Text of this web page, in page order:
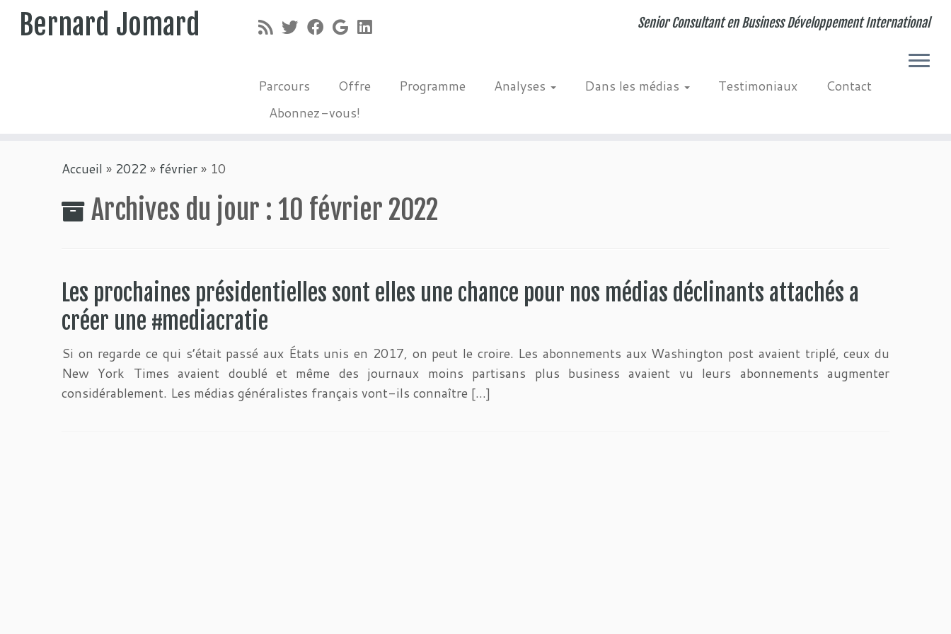
Bernard Jomard Senior Consultant en Business Développement International
Parcours Offre Programme Analyses Dans les médias Testimoniaux
Contact
Abonnez-vous!
Accueil » 2022 » février» 10
Archives du jour : 10 février 2022
Les prochaines présidentielles sont elles une chance pour nos médias déclinants attachés a
créer une #mediacratie
Si on regarde ce qui s’était passé aux États unis en 2017, on peut le croire. Les abonnements aux Washington post avaient triplé, ceux du
New York Times avaient doublé et même des journaux moins partisans plus business avaient vu leurs abonnements augmenter
considérablement. Les médias généralistes français vont-ils connaître […]